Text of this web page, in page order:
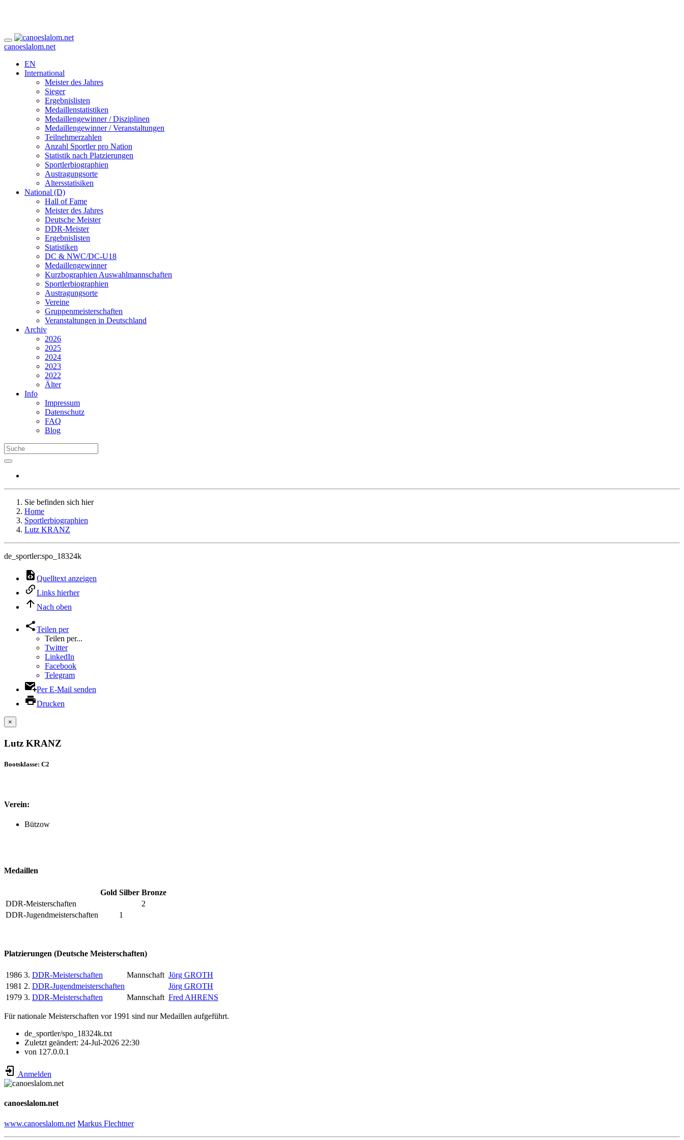
canoeslalom.net
EN
International
Meister des Jahres
Sieger
Ergebnislisten
Medaillenstatistiken
Medaillengewinner / Disziplinen
Medaillengewinner / Veranstaltungen
Teilnehmerzahlen
Anzahl Sportler pro Nation
Statistik nach Platzierungen
Sportlerbiographien
Austragungsorte
Altersstatisiken
National (D)
Hall of Fame
Meister des Jahres
Deutsche Meister
DDR-Meister
Ergebnislisten
Statistiken
DC & NWC/DC-U18
Medaillengewinner
Kurzbographien Auswahlmannschaften
Sportlerbiographien
Austragungsorte
Vereine
Gruppenmeisterschaften
Veranstaltungen in Deutschland
Archiv
2026
2025
2024
2023
2022
Älter
Info
Impressum
Datenschutz
FAQ
Blog
Sie befinden sich hier
Home
Sportlerbiographien
Lutz KRANZ
de_sportler:spo_18324k
Quelltext anzeigen
Links hierher
Nach oben
Teilen per
Teilen per...
Twitter
LinkedIn
Facebook
Telegram
Per E-Mail senden
Drucken
×
Lutz KRANZ
Bootsklasse: C2
Verein:
Bützow
Medaillen
Gold Silber Bronze
DDR-Meisterschaften
2
DDR-Jugendmeisterschaften
1
Platzierungen (Deutsche Meisterschaften)
1986 3. DDR-Meisterschaften Mannschaft Jörg GROTH
1981 2. DDR-Jugendmeisterschaften
Jörg GROTH
1979 3. DDR-Meisterschaften Mannschaft Fred AHRENS
Für nationale Meisterschaften vor 1991 sind nur Medaillen aufgeführt.
de_sportler/spo_18324k.txt
Zuletzt geändert: 24-Jul-2026 22:30
von 127.0.0.1
Anmelden
canoeslalom.net
www.canoeslalom.net Markus Flechtner